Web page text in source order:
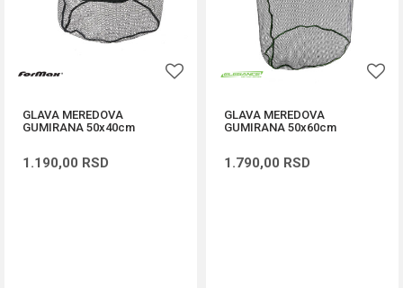
GLAVA MEREDOVA
GUMIRANA 50x40cm
1.190,00 RSD
GLAVA MEREDOVA
GUMIRANA 50x60cm
1.790,00 RSD